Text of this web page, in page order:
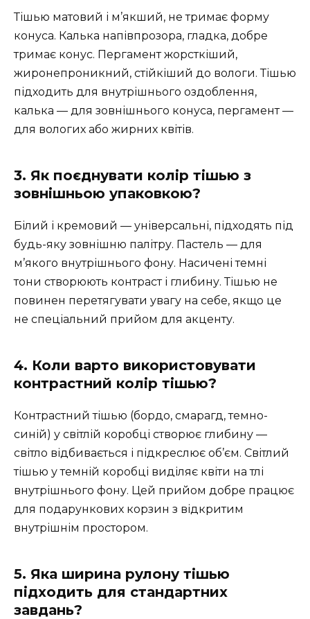
Тішью матовий і м’якший, не тримає форму
конуса. Калька напівпрозора, гладка, добре
тримає конус. Пергамент жорсткіший,
жиронепроникний, стійкіший до вологи. Тішью
підходить для внутрішнього оздоблення,
калька — для зовнішнього конуса, пергамент —
для вологих або жирних квітів.
3. Як поєднувати колір тішью з
зовнішньою упаковкою?
Білий і кремовий — універсальні, підходять під
будь-яку зовнішню палітру. Пастель — для
м’якого внутрішнього фону. Насичені темні
тони створюють контраст і глибину. Тішью не
повинен перетягувати увагу на себе, якщо це
не спеціальний прийом для акценту.
4. Коли варто використовувати
контрастний колір тішью?
Контрастний тішью (бордо, смарагд, темно-
синій) у світлій коробці створює глибину —
світло відбивається і підкреслює об’єм. Світлий
тішью у темній коробці виділяє квіти на тлі
внутрішнього фону. Цей прийом добре працює
для подарункових корзин з відкритим
внутрішнім простором.
5. Яка ширина рулону тішью
підходить для стандартних
завдань?